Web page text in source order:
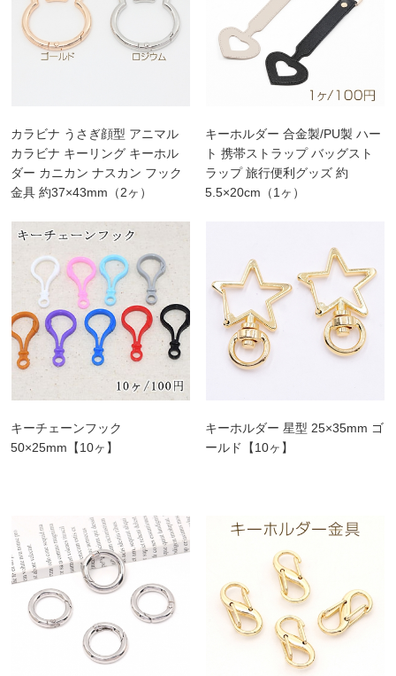
カラビナ うさぎ顔型 アニマル
カラビナ キーリング キーホル
ダー カニカン ナスカン フック
金具 約37×43mm（2ヶ）
キーホルダー 合金製/PU製 ハー
ト 携帯ストラップ バッグスト
ラップ 旅行便利グッズ 約
5.5×20cm（1ヶ）
キーチェーンフック
50×25mm【10ヶ】
キーホルダー 星型 25×35mm ゴ
ールド【10ヶ】